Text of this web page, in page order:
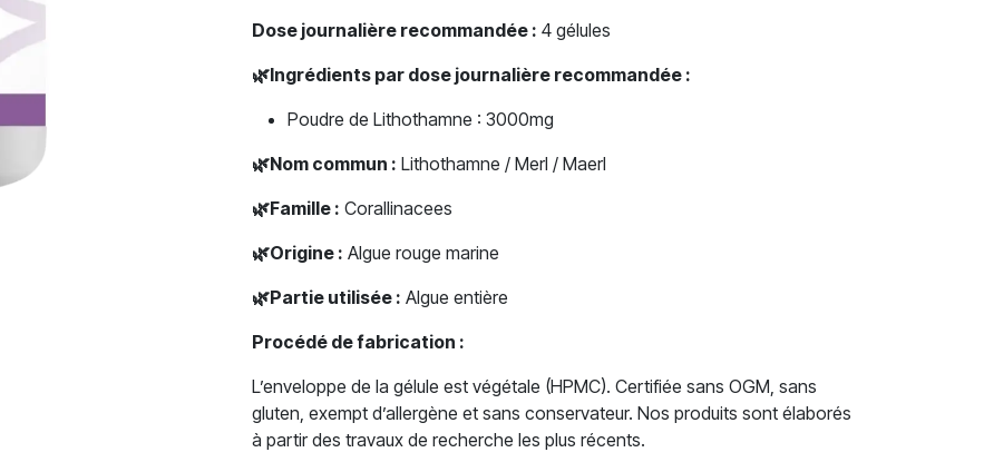
Dose journalière recommandée : 4 gélules
🌿Ingrédients par dose journalière recommandée :
Poudre de Lithothamne : 3000mg
🌿Nom commun : Lithothamne / Merl / Maerl
🌿Famille : Corallinacees
🌿Origine : Algue rouge marine
🌿Partie utilisée : Algue entière
Procédé de fabrication :
L’enveloppe de la gélule est végétale (HPMC). Certifiée sans OGM, sans
gluten, exempt d’allergène et sans conservateur. Nos produits sont élaborés
à partir des travaux de recherche les plus récents.